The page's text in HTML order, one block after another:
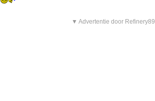
▼ Advertentie door Refinery89